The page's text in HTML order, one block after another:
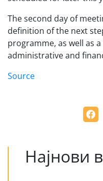
The second day of
definition of the next
programme, as well as
administrative and
Source
Најнови